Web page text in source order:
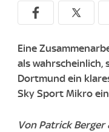
Eine
als wahrscheinlich,
Dortmund ein
Sky Sport Mikro
Von Patrick